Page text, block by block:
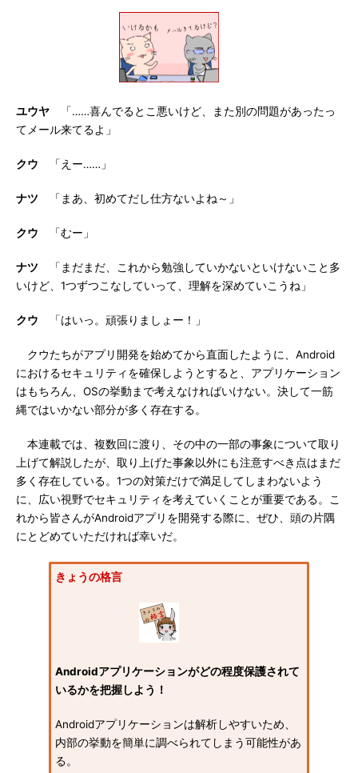
ユウヤ 「……喜んでるとこ悪いけど、また別の問題があったっ
てメール来てるよ」
クウ 「えー……」
ナツ 「まあ、初めてだし仕方ないよね～」
クウ 「むー」
ナツ 「まだまだ、これから勉強していかないといけないこと多
いけど、1つずつこなしていって、理解を深めていこうね」
クウ 「はいっ。頑張りましょー！」
クウたちがアプリ開発を始めてから直面したように、Android
におけるセキュリティを確保しようとすると、アプリケーション
はもちろん、OSの挙動まで考えなければいけない。決して一筋
縄ではいかない部分が多く存在する。
本連載では、複数回に渡り、その中の一部の事象について取り
上げて解説したが、取り上げた事象以外にも注意すべき点はまだ
多く存在している。1つの対策だけで満足してしまわないよう
に、広い視野でセキュリティを考えていくことが重要である。こ
れから皆さんがAndroidアプリを開発する際に、ぜひ、頭の片隅
にとどめていただければ幸いだ。
きょうの格言
Androidアプリケーションがどの程度保護されて
いるかを把握しよう！
Androidアプリケーションは解析しやすいため、
内部の挙動を簡単に調べられてしまう可能性があ
る。